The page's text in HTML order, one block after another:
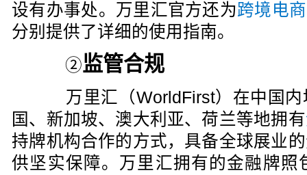
设有办事处。万里汇官方还为跨境电商
分别提供了详细的使用指南。
②监管合规
万里汇（WorldFirst）在中国内
国、新加坡、澳大利亚、荷兰等地拥有
持牌机构合作的方式，具备全球展业
供坚实保障。万里汇拥有的金融牌照